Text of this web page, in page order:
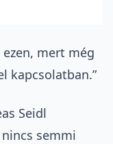
mert még
kapcsolatban.”
Seidl
semmi